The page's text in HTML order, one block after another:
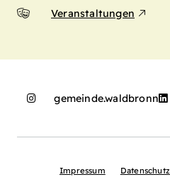
Veranstaltungen
gemeinde.waldbronn
Impressum Datenschutz